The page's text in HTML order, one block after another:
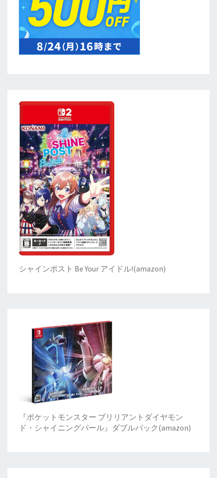
シャインポスト Be Your アイドル!(amazon)
『ポケットモンスター ブリリアントダイヤモン
ド・シャイニングパール』ダブルパック(amazon)